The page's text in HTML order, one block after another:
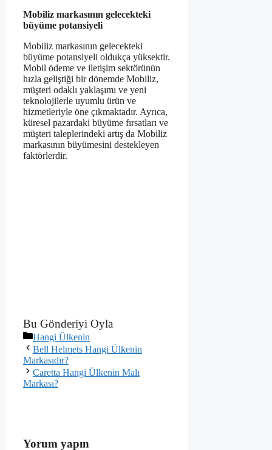
Mobiliz markasının gelecekteki
büyüme potansiyeli
Mobiliz markasının gelecekteki
büyüme potansiyeli oldukça yüksektir.
Mobil ödeme ve iletişim sektörünün
hızla geliştiği bir dönemde Mobiliz,
müşteri odaklı yaklaşımı ve yeni
teknolojilerle uyumlu ürün ve
hizmetleriyle öne çıkmaktadır. Ayrıca,
küresel pazardaki büyüme fırsatları ve
müşteri taleplerindeki artış da Mobiliz
markasının büyümesini destekleyen
faktörlerdir.
Bu Gönderiyi Oyla
Kategoriler
Hangi Ülkenin
Bell Helmets Hangi Ülkenin
Markasıdır?
Caretta Hangi Ülkenin Malı
Markası?
Yorum yapın